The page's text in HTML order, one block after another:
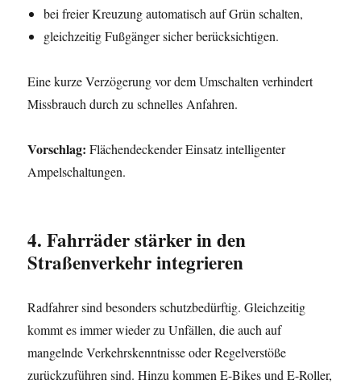
bei freier Kreuzung automatisch auf Grün schalten,
gleichzeitig Fußgänger sicher berücksichtigen.
Eine kurze Verzögerung vor dem Umschalten verhindert
Missbrauch durch zu schnelles Anfahren.
Vorschlag: Flächendeckender Einsatz intelligenter
Ampelschaltungen.
4. Fahrräder stärker in den
Straßenverkehr integrieren
Radfahrer sind besonders schutzbedürftig. Gleichzeitig
kommt es immer wieder zu Unfällen, die auch auf
mangelnde Verkehrskenntnisse oder Regelverstöße
zurückzuführen sind. Hinzu kommen E-Bikes und E-Roller,